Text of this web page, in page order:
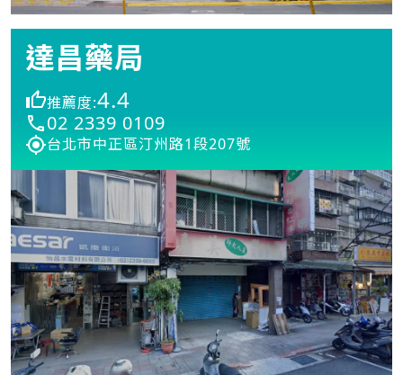
達昌藥局
推薦度:4.4
02 2339 0109
台北市中正區汀州路1段207號